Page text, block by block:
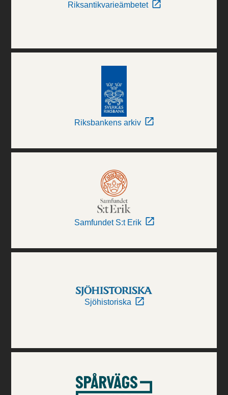
Riksantikvarieämbetet
Riksbankens arkiv
Samfundet S:t Erik
Sjöhistoriska